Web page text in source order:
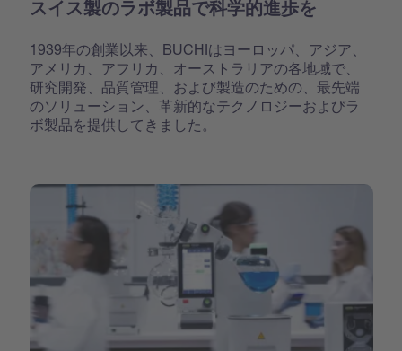
スイス製のラボ製品で科学的進歩を
1939年の創業以来、BUCHIはヨーロッパ、アジア、
アメリカ、アフリカ、オーストラリアの各地域で、
研究開発、品質管理、および製造のための、最先端
のソリューション、革新的なテクノロジーおよびラ
ボ製品を提供してきました。